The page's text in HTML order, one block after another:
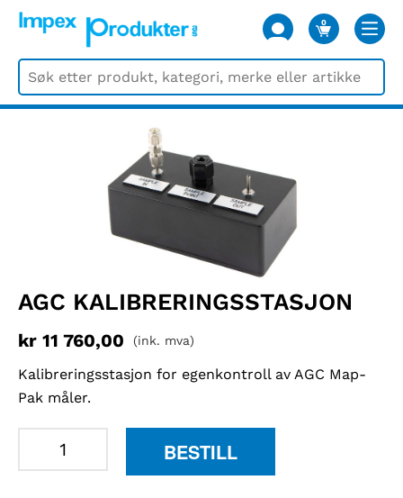
0
VARER
AGC KALIBRERINGSSTASJON
kr 11 760,00 (ink. mva)
Kalibreringsstasjon for egenkontroll av AGC Map-
Pak måler.
BESTILL